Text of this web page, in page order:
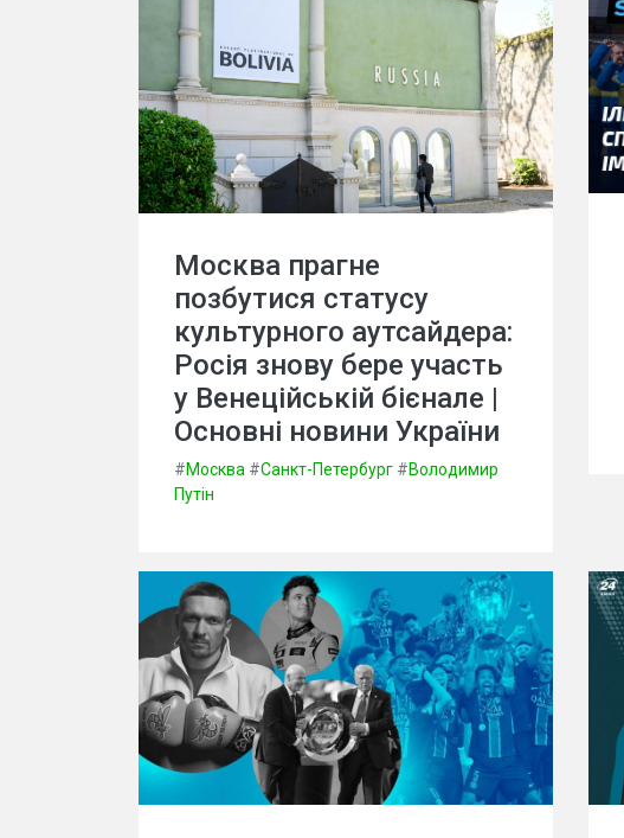
Москва прагне
позбутися статусу
культурного аутсайдера:
Росія знову бере участь
у Венеційській бієнале |
Основні новини України
#Москва #Санкт-Петербург #Володимир
Путін